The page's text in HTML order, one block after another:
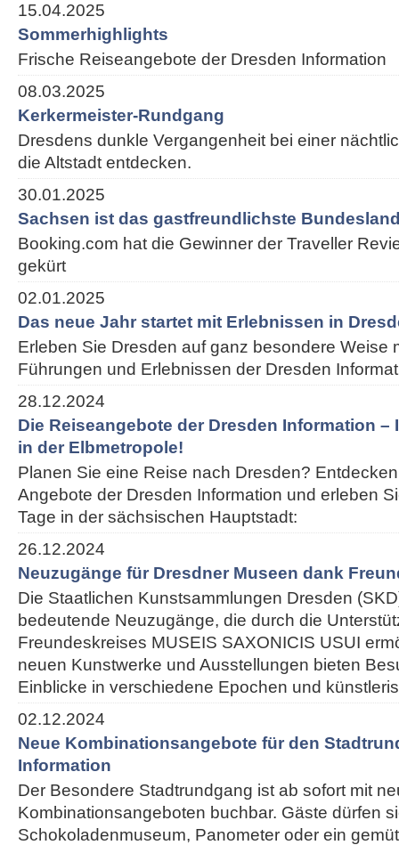
15.04.2025
Sommerhighlights
Frische Reiseangebote der Dresden Information
08.03.2025
Kerkermeister-Rundgang
Dresdens dunkle Vergangenheit bei einer
die Altstadt entdecken.
30.01.2025
Sachsen ist das gastfreundlichste
Booking.com hat die Gewinner der Traveller
gekürt
02.01.2025
Das neue Jahr startet mit Erlebnissen in
Erleben Sie Dresden auf ganz besondere Weise
Führungen und Erlebnissen der Dresden
28.12.2024
Die Reiseangebote der Dresden Information –
in der Elbmetropole!
Planen Sie eine Reise nach Dresden?
Angebote der Dresden Information und erleben
Tage in der sächsischen Hauptstadt:
26.12.2024
Neuzugänge für Dresdner Museen dank
Die Staatlichen Kunstsammlungen Dresden
bedeutende Neuzugänge, die durch die
Freundeskreises MUSEIS SAXONICIS USUI
neuen Kunstwerke und Ausstellungen bieten
Einblicke in verschiedene Epochen und
02.12.2024
Neue Kombinationsangebote für den
Information
Der Besondere Stadtrundgang ist ab sofort mit
Kombinationsangeboten buchbar. Gäste dürfen
Schokoladenmuseum, Panometer oder ein